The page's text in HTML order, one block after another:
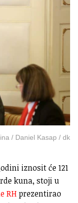
/ Daniel Kasap / dk
iznosit će 121
kuna, stoji u
RHprezentirao